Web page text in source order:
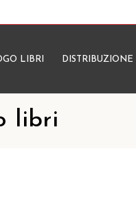
LIBRI DISTRIBUZIONE
libri